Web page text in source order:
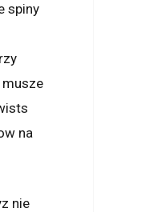
spiny
na
nie